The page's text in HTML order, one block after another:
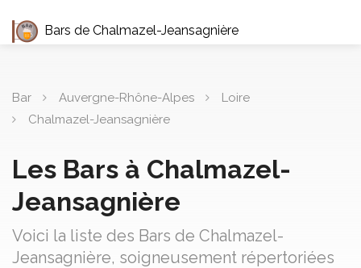
Bars de Chalmazel-Jeansagnière
Bar Auvergne-Rhône-Alpes
Loire
Chalmazel-Jeansagnière
Les Bars à Chalmazel-
Jeansagnière
Voici la liste des Bars de Chalmazel-
Jeansagnière, soigneusement répertoriées